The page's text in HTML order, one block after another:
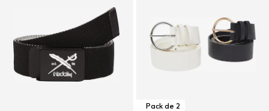
Pack de 2